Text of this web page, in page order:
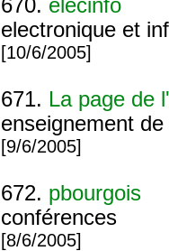
670. elecinfo
electronique et
[10/6/2005]
671. La page de
enseignement
[9/6/2005]
672. pbourgois
conférences
[8/6/2005]